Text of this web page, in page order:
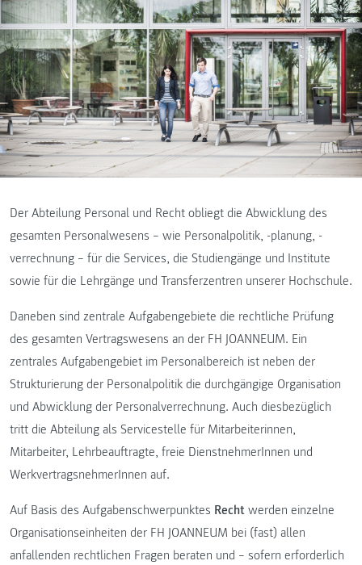
Der Abteilung Personal und Recht obliegt die Abwicklung des
gesamten Personalwesens – wie Personalpolitik, -planung, -
verrechnung – für die Services, die Studiengänge und Institute
sowie für die Lehrgänge und Transferzentren unserer Hochschule.
Daneben sind zentrale Aufgabengebiete die rechtliche Prüfung
des gesamten Vertragswesens an der FH JOANNEUM. Ein
zentrales Aufgabengebiet im Personalbereich ist neben der
Strukturierung der Personalpolitik die durchgängige Organisation
und Abwicklung der Personalverrechnung. Auch diesbezüglich
tritt die Abteilung als Servicestelle für Mitarbeiterinnen,
Mitarbeiter, Lehrbeauftragte, freie DienstnehmerInnen und
WerkvertragsnehmerInnen auf.
Auf Basis des Aufgabenschwerpunktes Recht werden einzelne
Organisationseinheiten der FH JOANNEUM bei (fast) allen
anfallenden rechtlichen Fragen beraten und – sofern erforderlich